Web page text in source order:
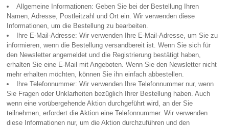
Allgemeine Informationen: Geben Sie bei der Bestellung Ihren
Namen, Adresse, Postleitzahl und Ort ein. Wir verwenden diese
Informationen, um die Bestellung zu bearbeiten.
Ihre E-Mail-Adresse: Wir verwenden Ihre E-Mail-Adresse, um Sie zu
informieren, wenn die Bestellung versandbereit ist. Wenn Sie sich für
den Newsletter angemeldet und die Registrierung bestätigt haben,
erhalten Sie eine E-Mail mit Angeboten. Wenn Sie den Newsletter nicht
mehr erhalten möchten, können Sie ihn einfach abbestellen.
Ihre Telefonnummer: Wir verwenden Ihre Telefonnummer nur, wenn
Sie Fragen oder Unklarheiten bezüglich Ihrer Bestellung haben. Auch
wenn eine vorübergehende Aktion durchgeführt wird, an der Sie
teilnehmen, erfordert die Aktion eine Telefonnummer. Wir verwenden
diese Informationen nur, um die Aktion durchzuführen und den